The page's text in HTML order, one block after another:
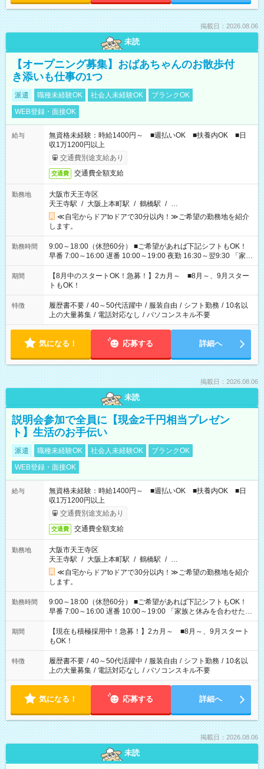
掲載日：2026.08.06
未読
【オープニング募集】おばあちゃんのお散歩付
き添いも仕事の1つ
派遣 職種未経験OK 社会人未経験OK
ブランクOK
WEB登録・面接OK
給与
無資格未経験：時給1400円～ ■週払いOK ■扶養内OK ■日
収1万1200円以上
交通費別途支給あり
交通費 交通費全額支給
勤務地
大阪市天王寺区
天王寺駅 / 大阪上本町駅 / 鶴橋駅 / …
≪自宅からドアtoドアで30分以内！≫ご希望の勤務地を紹介
します。
勤務時間
9:00～18:00（休憩60分） ■ご希望があれば下記シフトもOK！
早番 7:00～16:00 遅番 10:00～19:00 夜勤 16:30～翌9:30 「家族
と休みを合わせたい」 「余裕を持って夕飯の準備がしたい」
「できれば残業はしたくない」 など、ご希望を教えてください
ね。 ※Wワーク希望の方へ 今ご覧のお仕事で希望する勤務時間
と、もう1つのお仕事の勤務時間。 合計で週40時間を超える場
合は応募できません。
期間
【8月中のスタートOK！急募！】2カ月～ ■8月～、9月スター
トもOK！
特徴 履歴書不要 / 40～50代活躍中 / 服装自由 / シフト勤務 / 10名以
上の大量募集 / 電話対応なし / パソコンスキル不要
気になる！ 応募する 詳細へ
掲載日：2026.08.06
未読
説明会参加で全員に【現金2千円相当プレゼン
ト】生活のお手伝い
派遣 職種未経験OK 社会人未経験OK
ブランクOK
WEB登録・面接OK
給与
無資格未経験：時給1400円～ ■週払いOK ■扶養内OK ■日
収1万1200円以上
交通費別途支給あり
交通費 交通費全額支給
勤務地
大阪市天王寺区
天王寺駅 / 大阪上本町駅 / 鶴橋駅 / …
≪自宅からドアtoドアで30分以内！≫ご希望の勤務地を紹介
します。
勤務時間
9:00～18:00（休憩60分） ■ご希望があれば下記シフトもOK！
早番 7:00～16:00 遅番 10:00～19:00 「家族と休みを合わせた
い」 「余裕を持って夕飯の準備がしたい」 「できれば残業はし
たくない」 など、ご希望を教えてくださいね。 ※Wワーク希望
の方へ 今ご覧のお仕事で希望する勤務時間と、もう1つのお仕事
の勤務時間。 合計で週40時間を超える場合は応募できません。
期間
【現在も積極採用中！急募！】2カ月～ ■8月～、9月スタート
もOK！
特徴 履歴書不要 / 40～50代活躍中 / 服装自由 / シフト勤務 / 10名以
上の大量募集 / 電話対応なし / パソコンスキル不要
気になる！ 応募する 詳細へ
掲載日：2026.08.06
未読